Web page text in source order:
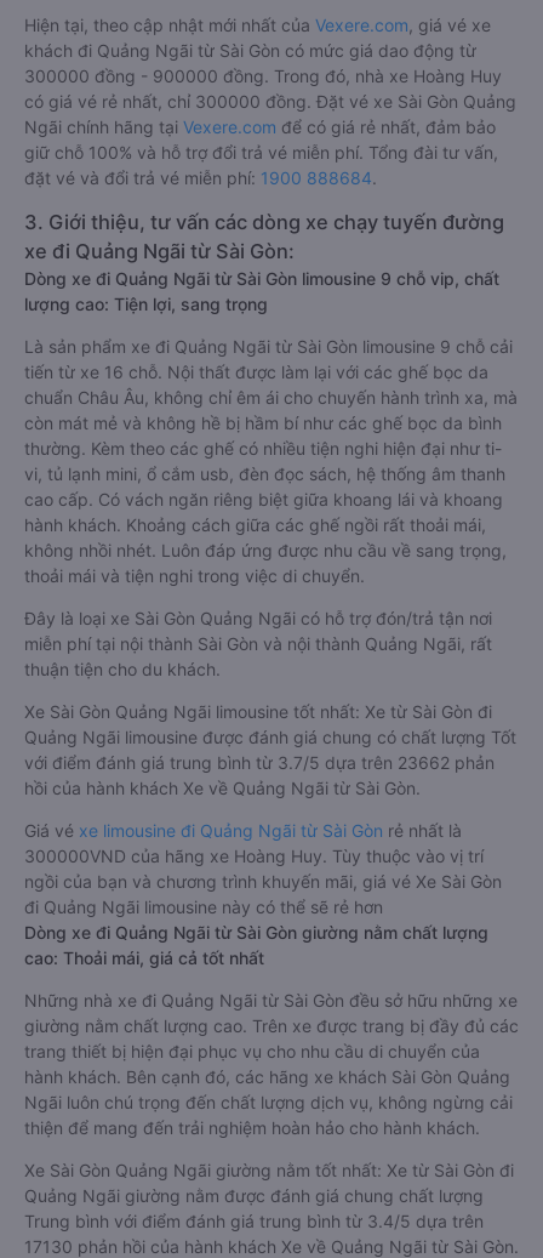
Hiện tại, theo cập nhật mới nhất của Vexere.com , giá vé xe
khách đi Quảng Ngãi từ Sài Gòn có mức giá dao động từ
300000 đồng - 900000 đồng. Trong đó, nhà xe Hoàng Huy
có giá vé rẻ nhất, chỉ 300000 đồng. Đặt vé xe Sài Gòn Quảng
Ngãi chính hãng tại Vexere.com để có giá rẻ nhất, đảm bảo
giữ chỗ 100% và hỗ trợ đổi trả vé miễn phí. Tổng đài tư vấn,
đặt vé và đổi trả vé miễn phí: 1900 888684.
3. Giới thiệu, tư vấn các dòng xe chạy tuyến đường
xe đi Quảng Ngãi từ Sài Gòn:
Dòng xe đi Quảng Ngãi từ Sài Gòn limousine 9 chỗ vip, chất
lượng cao: Tiện lợi, sang trọng
Là sản phẩm xe đi Quảng Ngãi từ Sài Gòn limousine 9 chỗ cải
tiến từ xe 16 chỗ. Nội thất được làm lại với các ghế bọc da
chuẩn Châu Âu, không chỉ êm ái cho chuyến hành trình xa, mà
còn mát mẻ và không hề bị hầm bí như các ghế bọc da bình
thường. Kèm theo các ghế có nhiều tiện nghi hiện đại như ti-
vi, tủ lạnh mini, ổ cắm usb, đèn đọc sách, hệ thống âm thanh
cao cấp. Có vách ngăn riêng biệt giữa khoang lái và khoang
hành khách. Khoảng cách giữa các ghế ngồi rất thoải mái,
không nhồi nhét. Luôn đáp ứng được nhu cầu về sang trọng,
thoải mái và tiện nghi trong việc di chuyển.
Đây là loại xe Sài Gòn Quảng Ngãi có hỗ trợ đón/trả tận nơi
miễn phí tại nội thành Sài Gòn và nội thành Quảng Ngãi, rất
thuận tiện cho du khách.
Xe Sài Gòn Quảng Ngãi limousine tốt nhất: Xe từ Sài Gòn đi
Quảng Ngãi limousine được đánh giá chung có chất lượng Tốt
với điểm đánh giá trung bình từ 3.7/5 dựa trên 23662 phản
hồi của hành khách Xe về Quảng Ngãi từ Sài Gòn.
Giá vé xe limousine đi Quảng Ngãi từ Sài Gòn rẻ nhất là
300000VND của hãng xe Hoàng Huy. Tùy thuộc vào vị trí
ngồi của bạn và chương trình khuyến mãi, giá vé Xe Sài Gòn
đi Quảng Ngãi limousine này có thể sẽ rẻ hơn
Dòng xe đi Quảng Ngãi từ Sài Gòn giường nằm chất lượng
cao: Thoải mái, giá cả tốt nhất
Những nhà xe đi Quảng Ngãi từ Sài Gòn đều sở hữu những xe
giường nằm chất lượng cao. Trên xe được trang bị đầy đủ các
trang thiết bị hiện đại phục vụ cho nhu cầu di chuyển của
hành khách. Bên cạnh đó, các hãng xe khách Sài Gòn Quảng
Ngãi luôn chú trọng đến chất lượng dịch vụ, không ngừng cải
thiện để mang đến trải nghiệm hoàn hảo cho hành khách.
Xe Sài Gòn Quảng Ngãi giường nằm tốt nhất: Xe từ Sài Gòn đi
Quảng Ngãi giường nằm được đánh giá chung chất lượng
Trung bình với điểm đánh giá trung bình từ 3.4/5 dựa trên
17130 phản hồi của hành khách Xe về Quảng Ngãi từ Sài Gòn.